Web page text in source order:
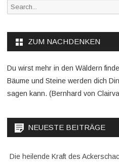
Search
for:
ZUM NACHDENKEN
Du wirst mehr in den Wäldern
Bäume und Steine werden dich
sagen kann. (Bernhard von
NEUESTE BEITRÄGE
Die heilende Kraft des